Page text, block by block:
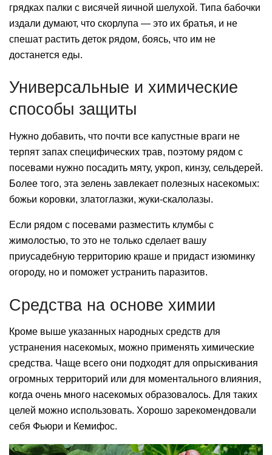
грядках палки с висячей яичной шелухой. Типа бабочки
издали думают, что скорлупа — это их братья, и не
спешат растить деток рядом, боясь, что им не
достанется еды.
Универсальные и химические
способы защиты
Нужно добавить, что почти все капустные враги не
терпят запах специфических трав, поэтому рядом с
посевами нужно посадить мяту, укроп, кинзу, сельдерей.
Более того, эта зелень завлекает полезных насекомых:
божьи коровки, златоглазки, жуки-скалолазы.
Если рядом с посевами разместить клумбы с
жимолостью, то это не только сделает вашу
приусадебную территорию краше и придаст изюминку
огороду, но и поможет устранить паразитов.
Средства на основе химии
Кроме выше указанных народных средств для
устранения насекомых, можно применять химические
средства. Чаще всего они подходят для опрыскивания
огромных территорий или для моментального влияния,
когда очень много насекомых образовалось. Для таких
целей можно использовать. Хорошо зарекомендовали
себя Фьюри и Кемифос.